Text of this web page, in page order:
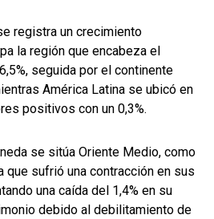
registra un crecimiento
la región que encabeza el
seguida por el continente
América Latina se ubicó en
positivos con un 0,3%.
se sitúa Oriente Medio, como
que sufrió una contracción en sus
una caída del 1,4% en su
debido al debilitamiento de